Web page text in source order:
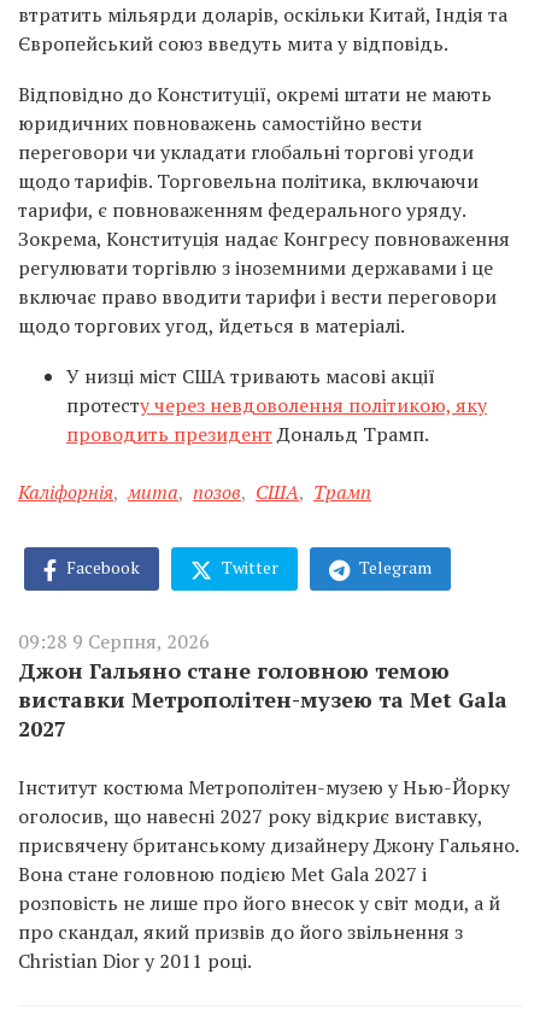
втратить мільярди доларів, оскільки Китай, Індія та
Європейський союз введуть мита у відповідь.
Відповідно до Конституції, окремі штати не мають
юридичних повноважень самостійно вести
переговори чи укладати глобальні торгові угоди
щодо тарифів. Торговельна політика, включаючи
тарифи, є повноваженням федерального уряду.
Зокрема, Конституція надає Конгресу повноваження
регулювати торгівлю з іноземними державами і це
включає право вводити тарифи і вести переговори
щодо торгових угод, йдеться в матеріалі.
У низці міст США тривають масові акції
протесту через невдоволення політикою, яку
проводить президентДональд Трамп.
Каліфорнія, мита, позов, США, Трамп
Facebook Twitter Telegram
09:28 9 Серпня, 2026
Джон Гальяно стане головною темою
виставки Метрополітен-музею та Met Gala
2027
Інститут костюма Метрополітен-музею у Нью-Йорку
оголосив, що навесні 2027 року відкриє виставку,
присвячену британському дизайнеру Джону Гальяно.
Вона стане головною подією Met Gala 2027 і
розповість не лише про його внесок у світ моди, а й
про скандал, який призвів до його звільнення з
Christian Dior у 2011 році.